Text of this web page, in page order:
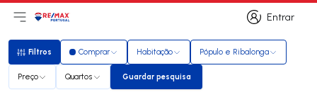
Entrar
Entrar
Abri menu principal
LogoIr para página inicial
Filtros
Filtros Comprar Habitação Pópulo e Ribalonga
Preço Quartos Guardar pesquisa
Guardar pesquisa